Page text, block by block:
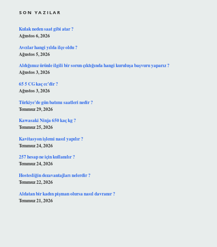
SON YAZILAR
Kulak neden saat gibi atar ?
Ağustos 6, 2026
Avcılar hangi yılda ilçe oldu ?
Ağustos 5, 2026
Aldığımız ürünle ilgili bir sorun çıktığında hangi kuruluşa başvuru yaparız ?
Ağustos 3, 2026
65 5 CG kaç cc’dir ?
Ağustos 3, 2026
Türkiye’de gün batımı saatleri nedir ?
Temmuz 29, 2026
Kawasaki Ninja 650 kaç kg ?
Temmuz 25, 2026
Kavitasyon işlemi nasıl yapılır ?
Temmuz 24, 2026
257 hesap ne için kullanılır ?
Temmuz 24, 2026
Hostesliğin dezavantajları nelerdir ?
Temmuz 22, 2026
Aldatan bir kadın pişman olursa nasıl davranır ?
Temmuz 21, 2026